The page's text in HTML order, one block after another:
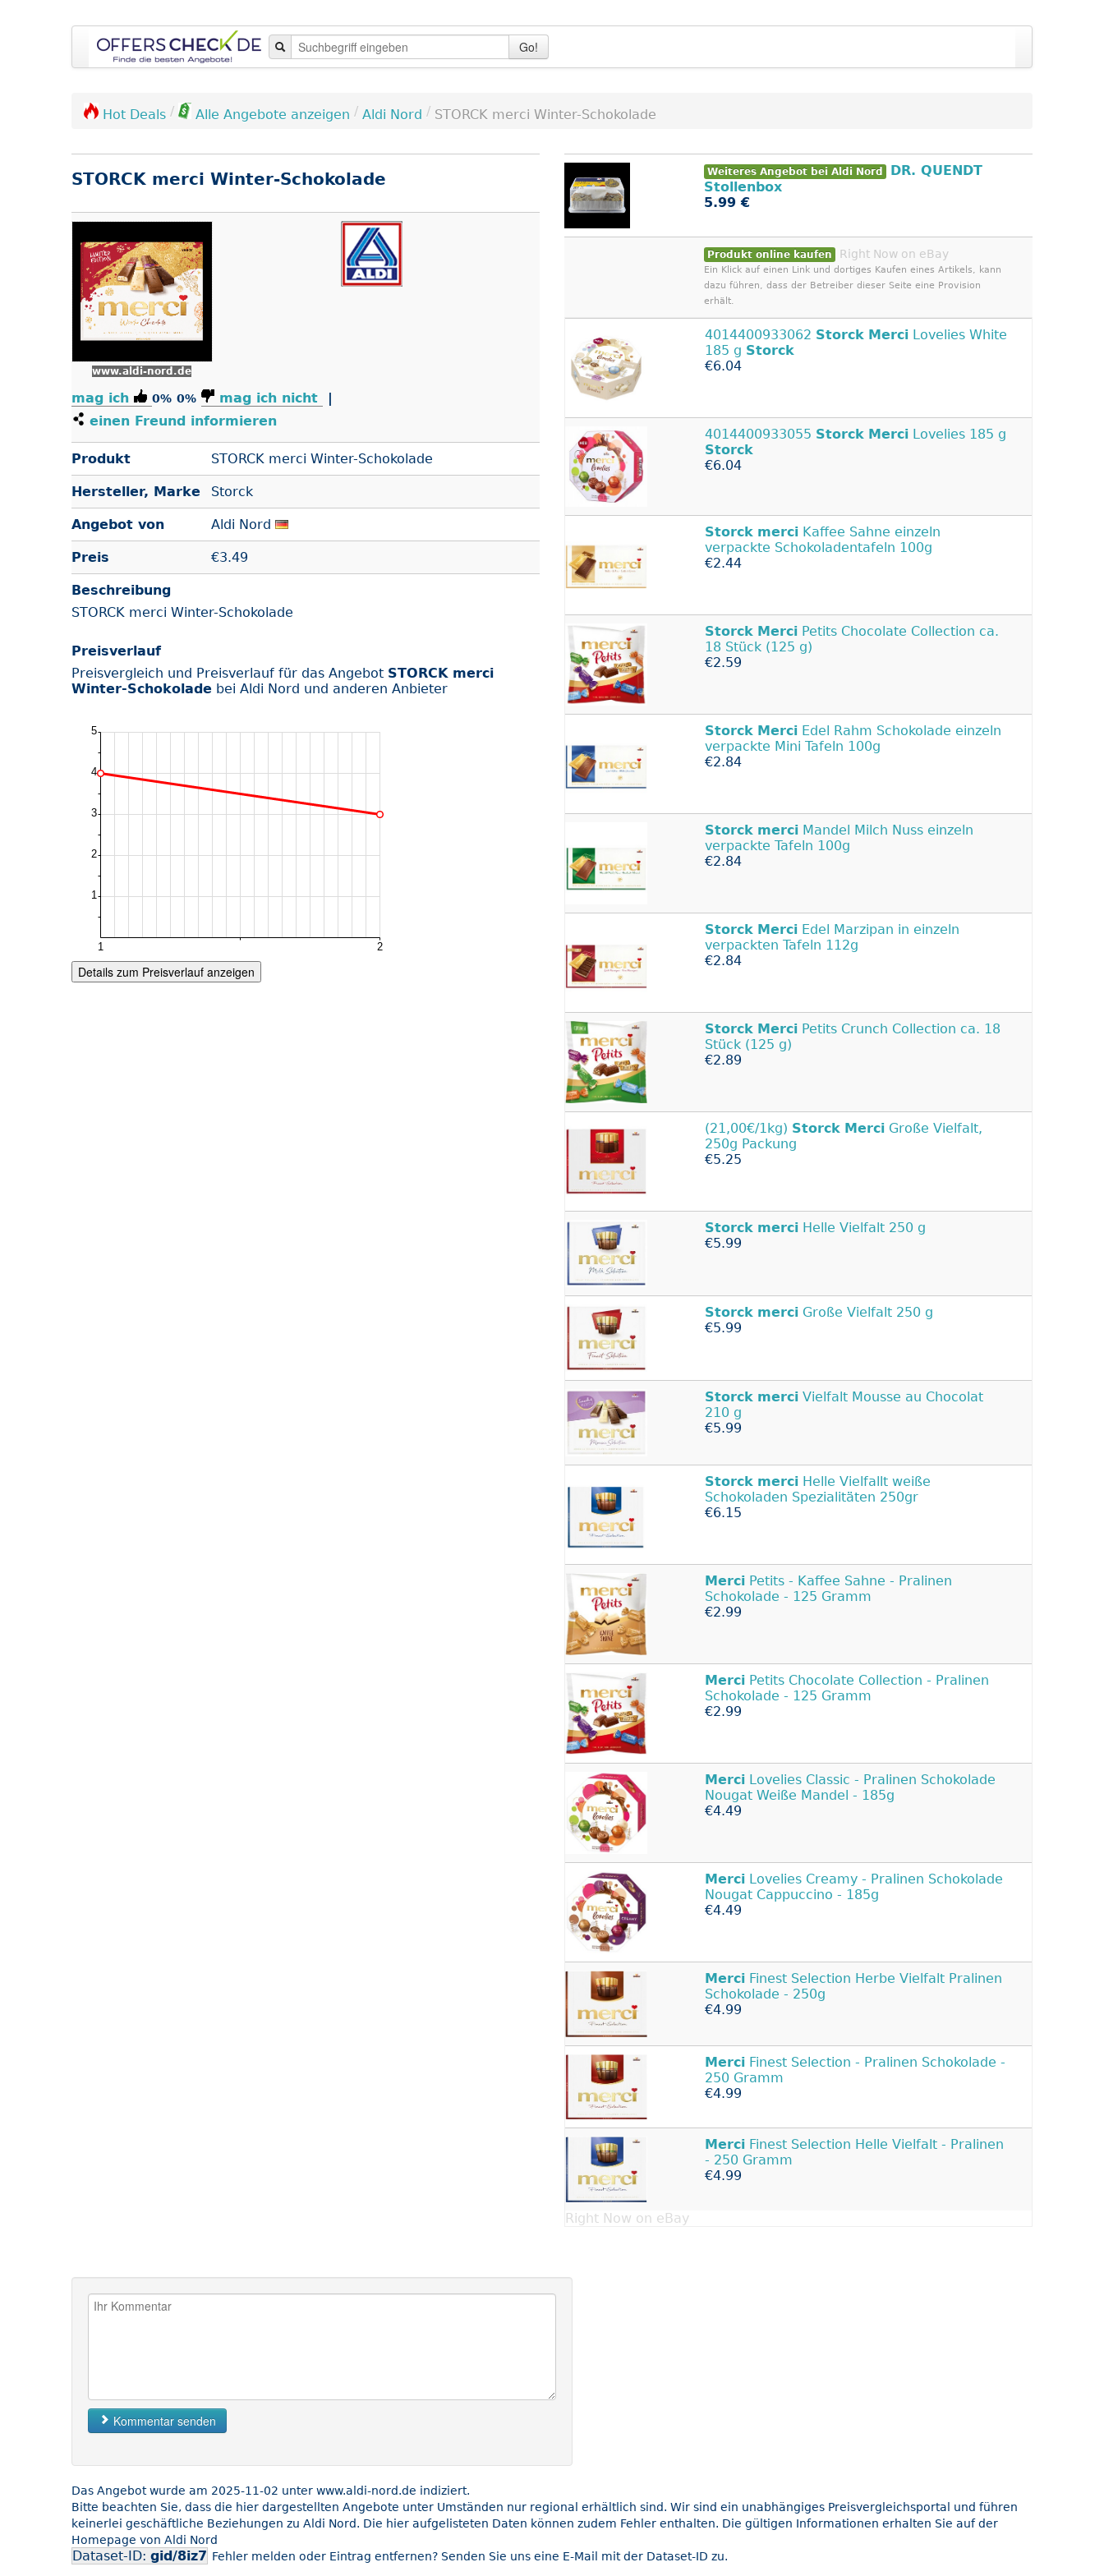
Go!
Hot Deals / Alle Angebote anzeigen / Aldi Nord / STORCK merci Winter-Schokolade
STORCK merci Winter-Schokolade
www.aldi-nord.de
mag ich 0% 0% mag ich nicht
|
einen Freund informieren
Produkt STORCK merci Winter-Schokolade
Hersteller, Marke Storck
Angebot von Aldi Nord
Preis €3.49
Beschreibung
STORCK merci Winter-Schokolade
Preisverlauf
Preisvergleich und Preisverlauf für das Angebot STORCK merci
Winter-Schokolade bei Aldi Nord und anderen Anbieter
Details zum Preisverlauf anzeigen
Weiteres Angebot bei Aldi Nord
DR. QUENDT
Stollenbox
5.99 €
Produkt online kaufen Right Now on eBay
Ein Klick auf einen Link und dortiges Kaufen eines Artikels, kann
dazu führen, dass der Betreiber dieser Seite eine Provision
erhält.
4014400933062 Storck Merci Lovelies White
185 g Storck
€6.04
4014400933055 Storck Merci Lovelies 185 g
Storck
€6.04
Storck merci Kaffee Sahne einzeln
verpackte Schokoladentafeln 100g
€2.44
Storck Merci Petits Chocolate Collection ca.
18 Stück (125 g)
€2.59
Storck Merci Edel Rahm Schokolade einzeln
verpackte Mini Tafeln 100g
€2.84
Storck merci Mandel Milch Nuss einzeln
verpackte Tafeln 100g
€2.84
Storck Merci Edel Marzipan in einzeln
verpackten Tafeln 112g
€2.84
Storck Merci Petits Crunch Collection ca. 18
Stück (125 g)
€2.89
(21,00€/1kg) Storck Merci Große Vielfalt,
250g Packung
€5.25
Storck merci Helle Vielfalt 250 g
€5.99
Storck merci Große Vielfalt 250 g
€5.99
Storck merci Vielfalt Mousse au Chocolat
210 g
€5.99
Storck merci Helle Vielfallt weiße
Schokoladen Spezialitäten 250gr
€6.15
Merci Petits - Kaffee Sahne - Pralinen
Schokolade - 125 Gramm
€2.99
Merci Petits Chocolate Collection - Pralinen
Schokolade - 125 Gramm
€2.99
Merci Lovelies Classic - Pralinen Schokolade
Nougat Weiße Mandel - 185g
€4.49
Merci Lovelies Creamy - Pralinen Schokolade
Nougat Cappuccino - 185g
€4.49
Merci Finest Selection Herbe Vielfalt Pralinen
Schokolade - 250g
€4.99
Merci Finest Selection - Pralinen Schokolade -
250 Gramm
€4.99
Merci Finest Selection Helle Vielfalt - Pralinen
- 250 Gramm
€4.99
Right Now on eBay
Kommentar senden
Das Angebot wurde am 2025-11-02 unter www.aldi-nord.de indiziert.
Bitte beachten Sie, dass die hier dargestellten Angebote unter Umständen nur regional erhältlich sind. Wir sind ein unabhängiges Preisvergleichsportal und führen
keinerlei geschäftliche Beziehungen zu Aldi Nord. Die hier aufgelisteten Daten können zudem Fehler enthalten. Die gültigen Informationen erhalten Sie auf der
Homepage von Aldi Nord
Dataset-ID: gid/8iz7 Fehler melden oder Eintrag entfernen? Senden Sie uns eine E-Mail mit der Dataset-ID zu.